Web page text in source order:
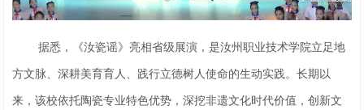
据悉，《汝瓷谣》亮相省级展演，是汝州职业技术学院立足地
方文脉、深耕美育育人、践行立德树人使命的生动实践。长期以
来，该校依托陶瓷专业特色优势，深挖非遗文化时代价值，创新文